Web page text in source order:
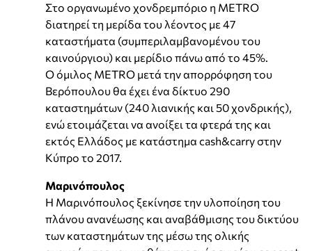
Στο οργανωμένο χονδρεμπόριο η ΜETRO
διατηρεί τη μερίδα του λέοντος με 47
καταστήματα (συμπεριλαμβανομένου του
καινούργιου) και μερίδιο πάνω από το 45%.
Ο όμιλος ΜETRO μετά την απορρόφηση του
Βερόπουλου θα έχει ένα δίκτυο 290
καταστημάτων (240 λιανικής και 50 χονδρικής),
ενώ ετοιμάζεται να ανοίξει τα φτερά της και
εκτός Ελλάδος με κατάστημα cash&carry στην
Κύπρο το 2017.
Μαρινόπουλος
Η Μαρινόπουλος ξεκίνησε την υλοποίηση του
πλάνου ανανέωσης και αναβάθμισης του δικτύου
των καταστημάτων της μέσω της ολικής